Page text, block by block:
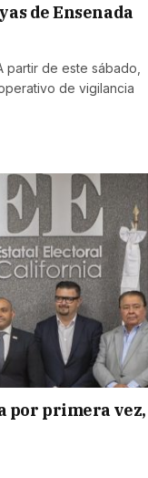
de Ensenada
partir de este sábado,
de vigilancia
por primera vez,